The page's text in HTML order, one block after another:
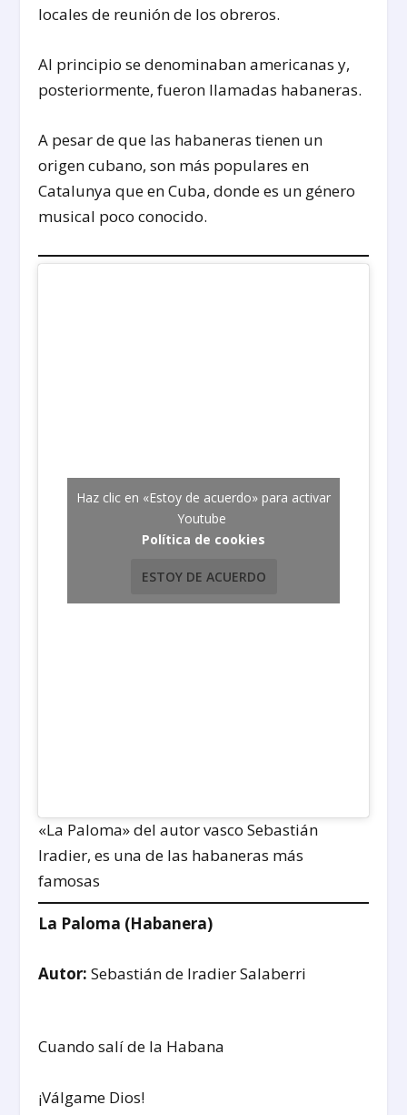
locales de reunión de los obreros.
Al principio se denominaban americanas y,
posteriormente, fueron llamadas habaneras.
A pesar de que las habaneras tienen un
origen cubano, son más populares en
Catalunya que en Cuba, donde es un género
musical poco conocido.
Haz clic en «Estoy de acuerdo» para activar
Youtube
Política de cookies
ESTOY DE ACUERDO
«La Paloma» del autor vasco Sebastián
Iradier, es una de las habaneras más
famosas
La Paloma (Habanera)
Autor:Sebastián de Iradier Salaberri
Cuando salí de la Habana
¡Válgame Dios!